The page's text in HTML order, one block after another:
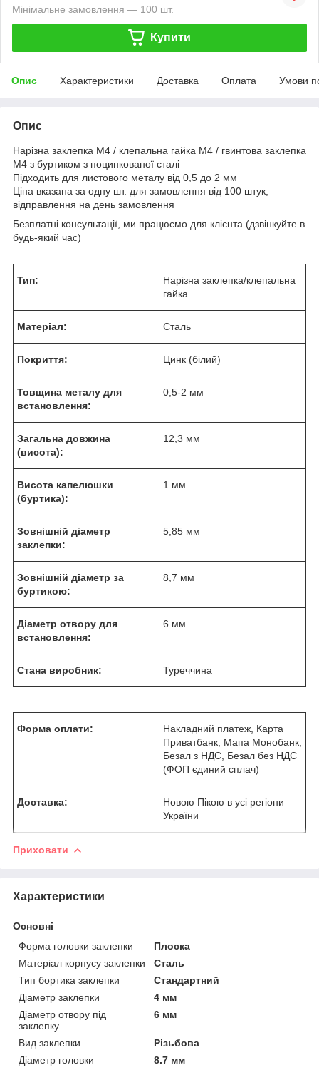
Мінімальне замовлення — 100 шт.
Купити
Опис Характеристики Доставка Оплата Умови
Опис
Нарізна заклепка M4 / клепальна гайка M4 / гвинтова заклепка
M4 з буртиком з поцинкованої сталі
Підходить для листового металу від 0,5 до 2 мм
Ціна вказана за одну шт. для замовлення від 100 штук,
відправлення на день замовлення
Безплатні консультації, ми працюємо для клієнта (дзвінкуйте в
будь-який час)
Тип:
Нарізна заклепка/клепальна
гайка
Матеріал: Сталь
Покриття: Цинк (білий)
Товщина металу для
встановлення:
0,5-2 мм
Загальна довжина
(висота):
12,3 мм
Висота капелюшки
(буртика):
1 мм
Зовнішній діаметр
заклепки:
5,85 мм
Зовнішній діаметр за
буртикою:
8,7 мм
Діаметр отвору для
встановлення:
6 мм
Стана виробник: Туреччина
Форма оплати:
Накладний платеж, Карта
Приватбанк, Мапа Монобанк,
Безал з НДС, Безал без НДС
(ФОП єдиний сплач)
Доставка:
Новою Пікою в усі регіони
України
Приховати
Характеристики
Основні
Форма головки заклепки
Плоска
Матеріал корпусу заклепки
Сталь
Тип бортика заклепки
Стандартний
Діаметр заклепки
4 мм
Діаметр отвору під
заклепку
6 мм
Вид заклепки
Різьбова
Діаметр головки
8.7 мм